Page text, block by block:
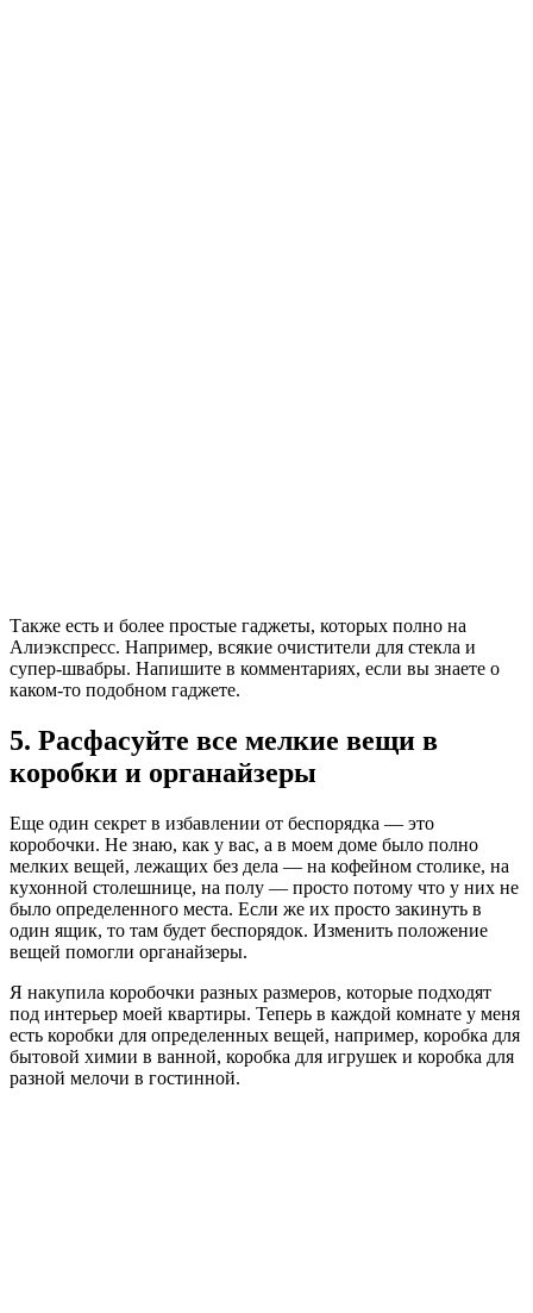
Также есть и более простые гаджеты, которых полно на
Алиэкспресс. Например, всякие очистители для стекла и
супер-швабры. Напишите в комментариях, если вы знаете о
каком-то подобном гаджете.
5. Расфасуйте все мелкие вещи в
коробки и органайзеры
Еще один секрет в избавлении от беспорядка — это
коробочки. Не знаю, как у вас, а в моем доме было полно
мелких вещей, лежащих без дела — на кофейном столике, на
кухонной столешнице, на полу — просто потому что у них не
было определенного места. Если же их просто закинуть в
один ящик, то там будет беспорядок. Изменить положение
вещей помогли органайзеры.
Я накупила коробочки разных размеров, которые подходят
под интерьер моей квартиры. Теперь в каждой комнате у меня
есть коробки для определенных вещей, например, коробка для
бытовой химии в ванной, коробка для игрушек и коробка для
разной мелочи в гостинной.